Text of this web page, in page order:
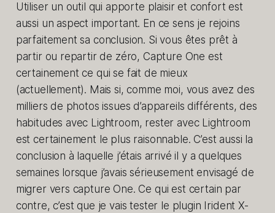
Utiliser un outil qui apporte plaisir et confort est
aussi un aspect important. En ce sens je rejoins
parfaitement sa conclusion. Si vous êtes prêt à
partir ou repartir de zéro, Capture One est
certainement ce qui se fait de mieux
(actuellement). Mais si, comme moi, vous avez des
milliers de photos issues d’appareils différents, des
habitudes avec Lightroom, rester avec Lightroom
est certainement le plus raisonnable. C’est aussi la
conclusion à laquelle j’étais arrivé il y a quelques
semaines lorsque j’avais sérieusement envisagé de
migrer vers capture One. Ce qui est certain par
contre, c’est que je vais tester le plugin Irident X-